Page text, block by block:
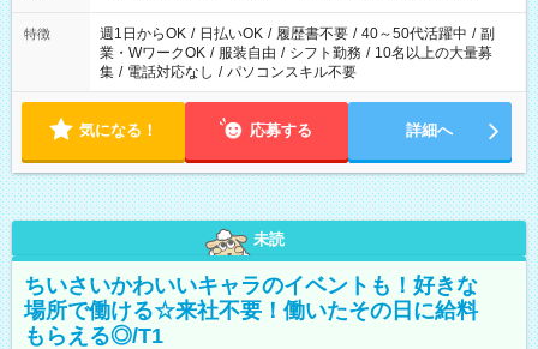
特徴 週1日からOK / 日払いOK / 履歴書不要 / 40～50代活躍中 / 副
業・WワークOK / 服装自由 / シフト勤務 / 10名以上の大量募
集 / 電話対応なし / パソコンスキル不要
気になる！ 応募する 詳細へ
未読
ちいさいかわいいキャラのイベントも！好きな
場所で働ける☆来社不要！働いたその日に給料
もらえる◎/T1